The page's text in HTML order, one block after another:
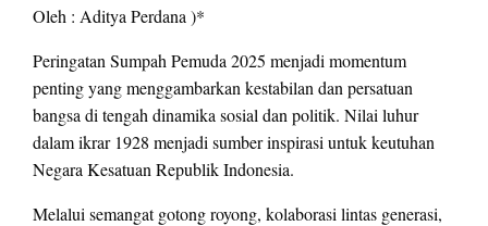
Oleh : Aditya Perdana )*
Peringatan Sumpah Pemuda 2025 menjadi momentum
penting yang menggambarkan kestabilan dan persatuan
bangsa di tengah dinamika sosial dan politik. Nilai luhur
dalam ikrar 1928 menjadi sumber inspirasi untuk keutuhan
Negara Kesatuan Republik Indonesia.
Melalui semangat gotong royong, kolaborasi lintas generasi,